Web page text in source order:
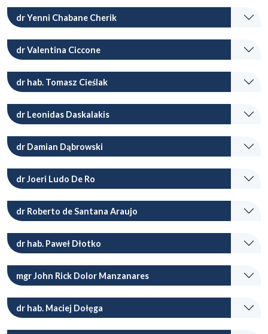
dr Yenni Chabane Cherik
dr Valentina Ciccone
dr hab. Tomasz Cieślak
dr Leonidas Daskalakis
dr Damian Dąbrowski
dr Joeri Ludo De Ro
dr Roberto de Santana Araujo
dr hab. Paweł Dłotko
mgr John Rick Dolor Manzanares
dr hab. Maciej Dołęga